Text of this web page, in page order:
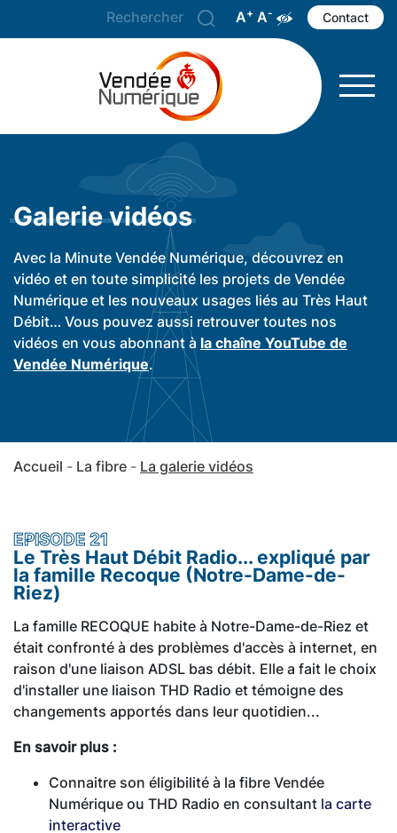
A+ Agrandir le texte
A- Réduire le texte
Augmenter
Contact
Galerie vidéos
Avec la Minute Vendée Numérique, découvrez en
vidéo et en toute simplicité les projets de Vendée
Numérique et les nouveaux usages liés au Très Haut
Débit… Vous pouvez aussi retrouver toutes nos
vidéos en vous abonnant à la chaîne YouTube de
Vendée Numérique.
Accueil La fibre La galerie vidéos
EPISODE 21
Le Très Haut Débit Radio... expliqué par
la famille Recoque (Notre-Dame-de-
Riez)
La famille RECOQUE habite à Notre-Dame-de-Riez et
était confronté à des problèmes d'accès à internet, en
raison d'une liaison ADSL bas débit. Elle a fait le choix
d'installer une liaison THD Radio et témoigne des
changements apportés dans leur quotidien...
En savoir plus :
Connaitre son éligibilité à la fibre Vendée
Numérique ou THD Radio en consultant la carte
interactive